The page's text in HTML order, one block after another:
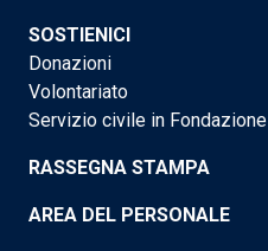
SOSTIENICI
Donazioni
Volontariato
Servizio civile in Fondazione
RASSEGNA STAMPA
AREA DEL PERSONALE